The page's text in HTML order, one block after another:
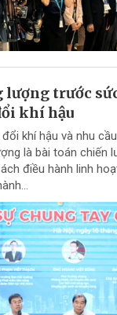
trước
khí hậu
khí hậu và nhu
là bài toán chiến
điều hành linh